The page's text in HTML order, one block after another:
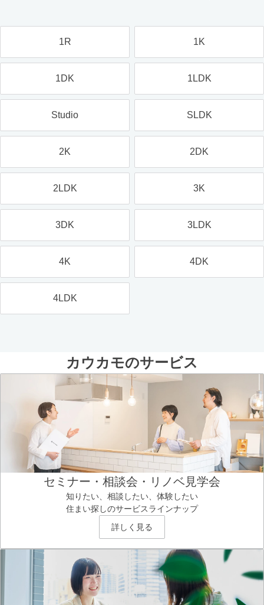
1R 1K
1DK 1LDK
Studio SLDK
2K 2DK
2LDK 3K
3DK 3LDK
4K 4DK
4LDK
カウカモのサービス
セミナー・相談会・リノベ見学会
知りたい、相談したい、体験したい
住まい探しのサービスラインナップ
詳しく見る